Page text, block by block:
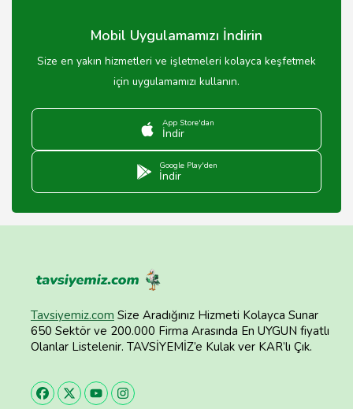
Mobil Uygulamamızı İndirin
Size en yakın hizmetleri ve işletmeleri kolayca keşfetmek
için uygulamamızı kullanın.
App Store'dan
İndir
Google Play'den
İndir
Tavsiyemiz.com Size Aradığınız Hizmeti Kolayca Sunar
650 Sektör ve 200.000 Firma Arasında En UYGUN fiyatlı
Olanlar Listelenir. TAVSİYEMİZ’e Kulak ver KAR’lı Çık.